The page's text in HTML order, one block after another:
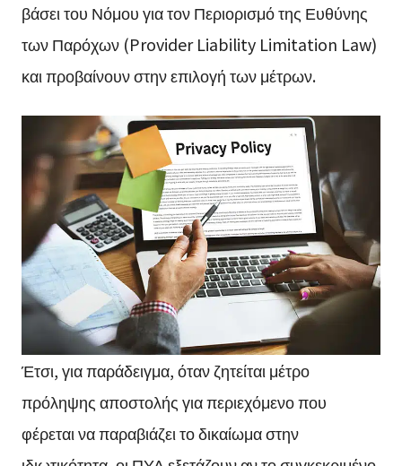
βάσει του Νόμου για τον Περιορισμό της Ευθύνης
των Παρόχων (Provider Liability Limitation Law)
και προβαίνουν στην επιλογή των μέτρων.
Έτσι, για παράδειγμα, όταν ζητείται μέτρο
πρόληψης αποστολής για περιεχόμενο που
φέρεται να παραβιάζει το δικαίωμα στην